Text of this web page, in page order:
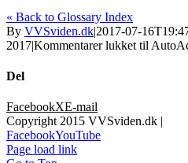
« Back to Glossary Index
By VVSviden.dk|2017-07-
2017|Kommentarer lukket til
Del
FacebookXE-mail
Copyright 2015 VVSviden.dk |
FacebookYouTube
Page load link